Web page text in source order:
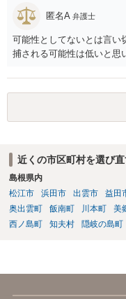
匿名A 弁護士
可能性としてないとは言い
捕される可能性は低いと思
近くの市区町村を選び
島根県内
松江市
浜田市 出雲市 益田
奥出雲町
飯南町 川本町 美
西ノ島町
知夫村 隠岐の島町